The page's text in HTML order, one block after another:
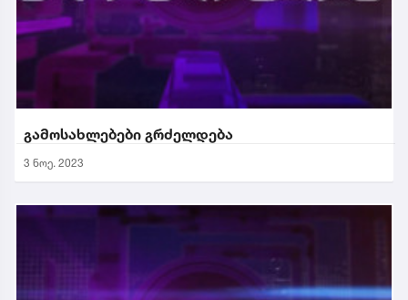
გამოსახლებები გრძელდება
3 ნოე. 2023